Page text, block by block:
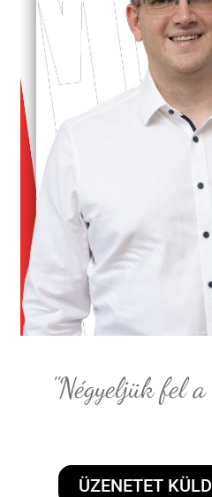
"Négyeljük fel
ÜZENETET